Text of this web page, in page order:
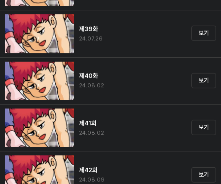
제39화
24.07.26
보기
제40화
24.08.02
보기
제41화
24.08.02
보기
제42화
24.08.09
보기